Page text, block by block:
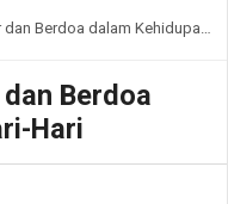
dalam Kehidupan Sehari-Hari
Berdoa
Hari